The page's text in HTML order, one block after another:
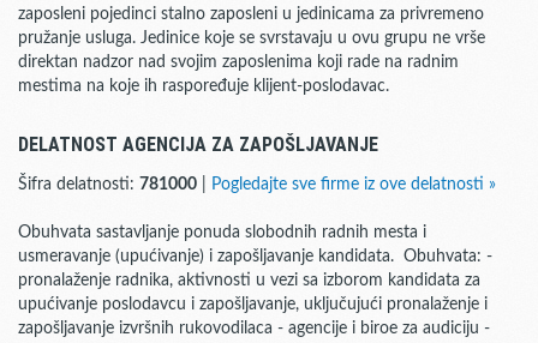
zaposleni pojedinci stalno zaposleni u jedinicama za privremeno
pružanje usluga. Jedinice koje se svrstavaju u ovu grupu ne vrše
direktan nadzor nad svojim zaposlenima koji rade na radnim
mestima na koje ih raspoređuje klijent-poslodavac.
DELATNOST AGENCIJA ZA ZAPOŠLJAVANJE
Šifra delatnosti: 781000 Pogledajte sve firme iz ove delatnosti »
Obuhvata sastavljanje ponuda slobodnih radnih mesta i
usmeravanje (upućivanje) i zapošljavanje kandidata. Obuhvata: -
pronalaženje radnika, aktivnosti u vezi sa izborom kandidata za
upućivanje poslodavcu i zapošljavanje, uključujući pronalaženje i
zapošljavanje izvršnih rukovodilaca - agencije i biroe za audiciju -